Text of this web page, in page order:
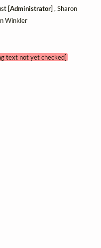
[Administrator], Sharon
Winkler
text not yet checked]